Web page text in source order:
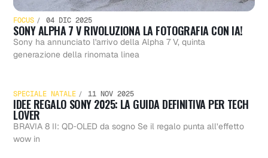
che
tutto
FOCUS 04 DIC 2025
SONY ALPHA 7 V RIVOLUZIONA LA FOTOGRAFIA CON IA!
Sony ha annunciato l'arrivo della Alpha 7 V, quinta
generazione della rinomata linea
Idee
regalo
SPECIALE NATALE 11 NOV 2025
IDEE REGALO SONY 2025: LA GUIDA DEFINITIVA PER TECH
LOVER
BRAVIA 8 II: QD‑OLED da sogno Se il regalo punta all’effetto
wow in